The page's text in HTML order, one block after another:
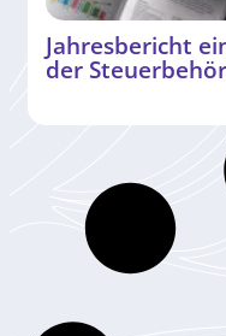
Jahresbericht
der